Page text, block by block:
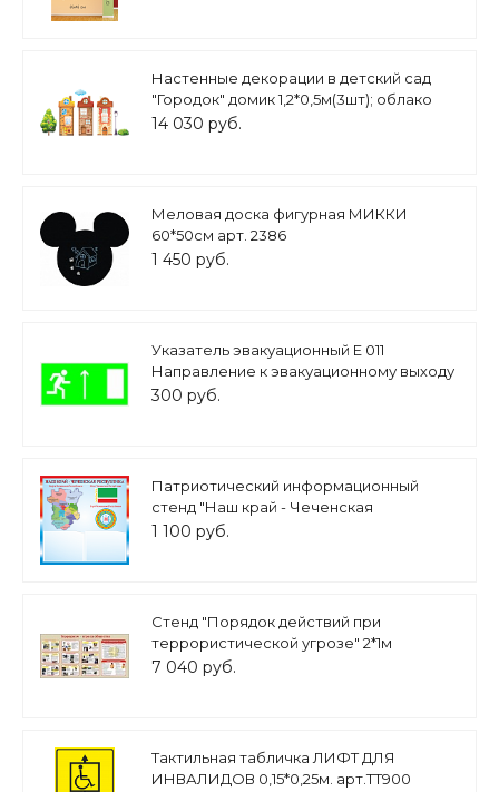
Настенные декорации в детский сад
"Городок" домик 1,2*0,5м(3шт); облако
0,34*0,19м; фонарь 0,11*0,74м; дерево
14 030 руб.
Меловая доска фигурная МИККИ
60*50см арт. 2386
1 450 руб.
Указатель эвакуационный Е 011
Направление к эвакуационному выходу
прямо арт. 3126
300 руб.
Патриотический информационный
стенд "Наш край - Чеченская
республика" 50х50см 2 кармана А5 арт.
1 100 руб.
Стенд "Порядок действий при
террористической угрозе" 2*1м
алюминиевый профиль арт.3298
7 040 руб.
Тактильная табличка ЛИФТ ДЛЯ
ИНВАЛИДОВ 0,15*0,25м. арт.ТТ900